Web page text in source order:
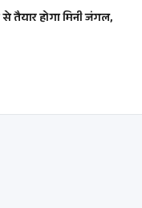
तैयार होगा मिनी जंगल,